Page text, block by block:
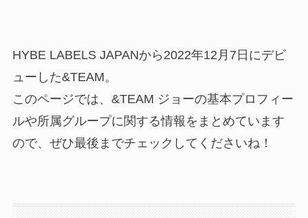
HYBE LABELS JAPANから2022年12月7日にデビ
ューした&TEAM。
このページでは、&TEAM ジョーの基本プロフィー
ルや所属グループに関する情報をまとめています
ので、ぜひ最後までチェックしてくださいね！